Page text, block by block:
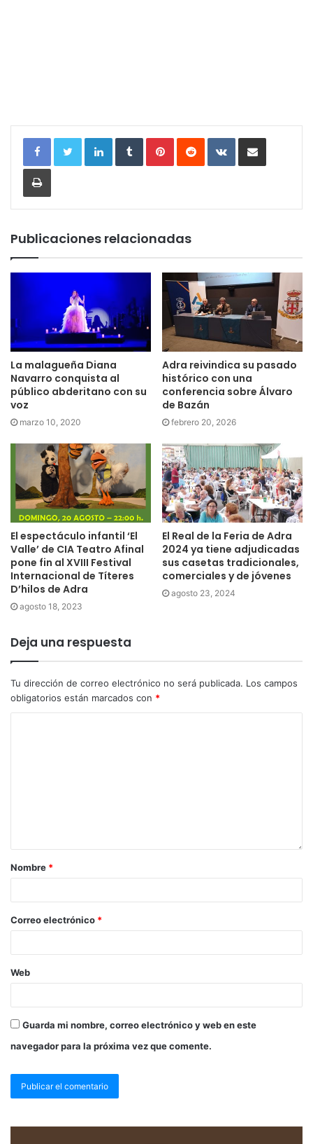
LinkedInTumblrPinterestReddit VKontakteCompartir por correo
Imprimir
Publicaciones relacionadas
La malagueña Diana
Navarro conquista al
público abderitano con su
voz
marzo 10, 2020
Adra reivindica su pasado
histórico con una
conferencia sobre Álvaro
de Bazán
febrero 20, 2026
El espectáculo infantil ‘El
Valle’ de CIA Teatro Afinal
pone fin al XVIII Festival
Internacional de Títeres
D’hilos de Adra
agosto 18, 2023
El Real de la Feria de Adra
2024 ya tiene adjudicadas
sus casetas tradicionales,
comerciales y de jóvenes
agosto 23, 2024
Deja una respuesta
Tu dirección de correo electrónico no será publicada. Los campos
obligatorios están marcados con *
Nombre *
Correo electrónico *
Web
Guarda mi nombre, correo electrónico y web en este
navegador para la próxima vez que comente.